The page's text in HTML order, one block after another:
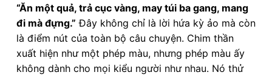
“Ăn một quả, trả cục vàng, may túi ba gang, mang
đi mà đựng.” Đây không chỉ là lời hứa kỳ ảo mà còn
là điểm nút của toàn bộ câu chuyện. Chim thần
xuất hiện như một phép màu, nhưng phép màu ấy
không dành cho mọi kiểu người như nhau. Nó thử